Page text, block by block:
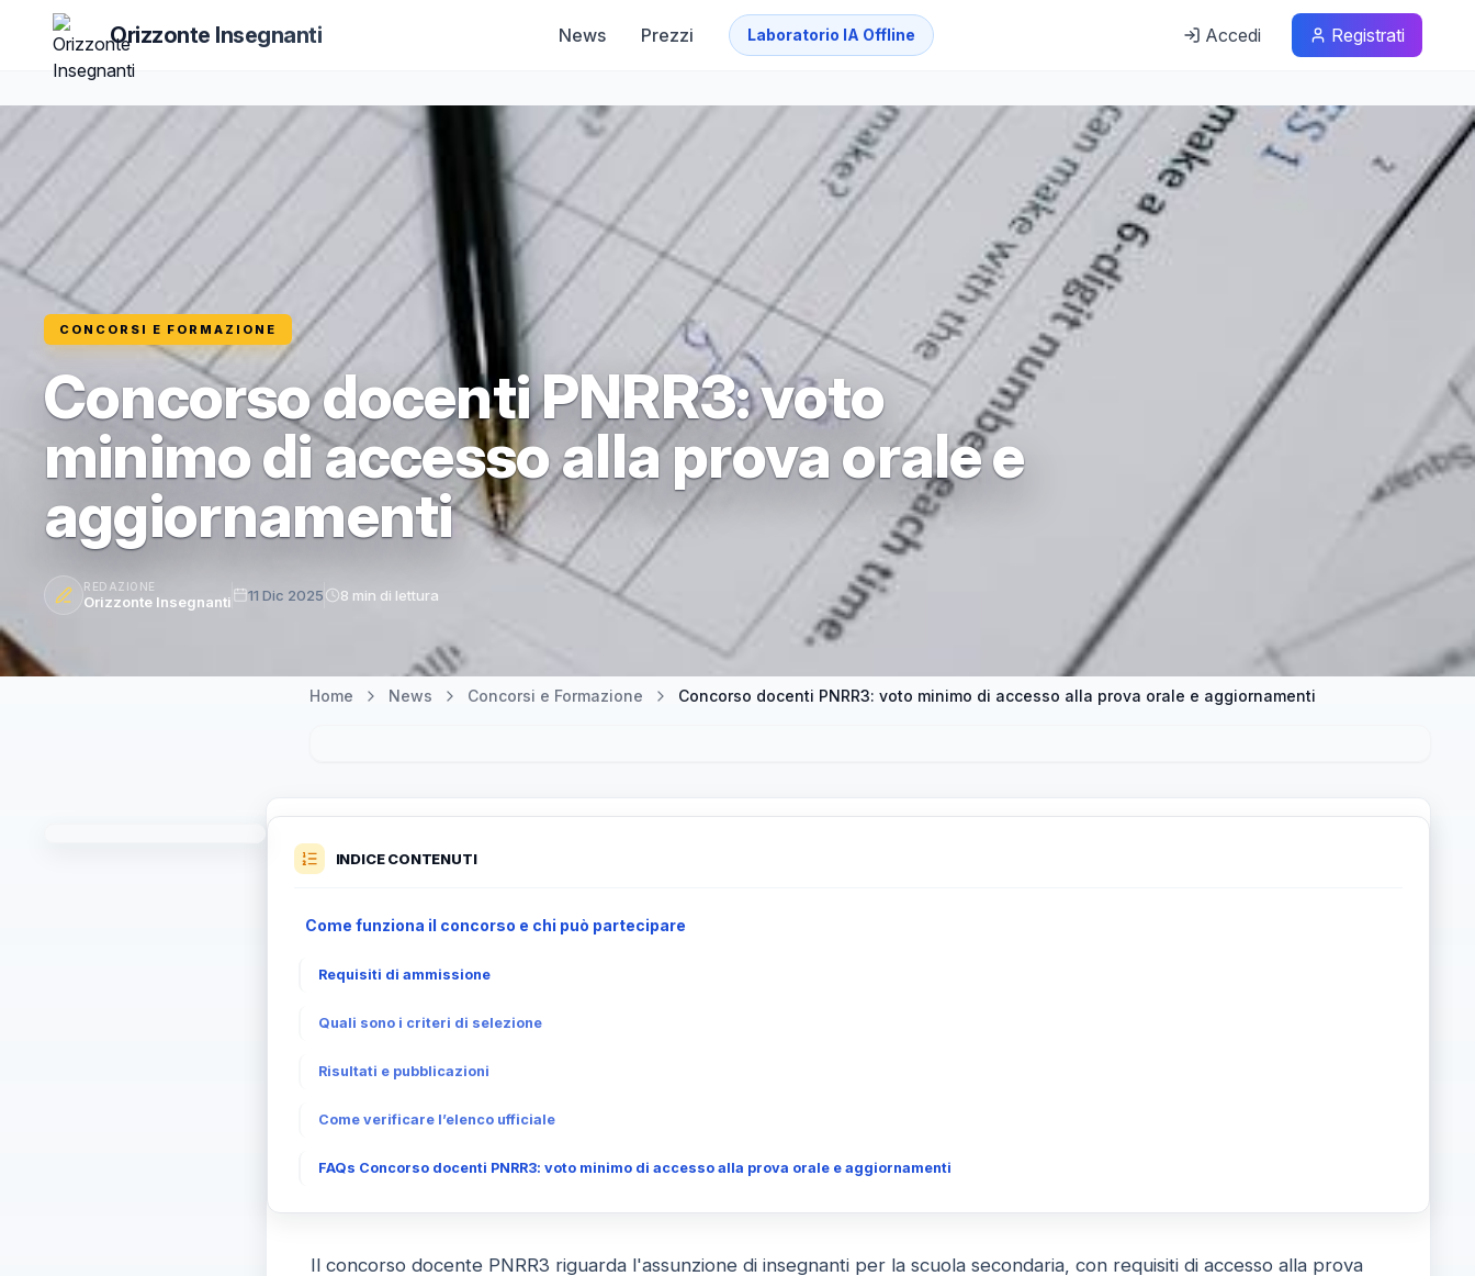
Orizzonte Insegnanti News Prezzi Laboratorio IA Offline Accedi Registrati
CONCORSI E FORMAZIONE
Concorso docenti PNRR3: voto
minimo di accesso alla prova orale e
aggiornamenti
REDAZIONE
Orizzonte Insegnanti 11 Dic 2025 8 min di lettura
Home News Concorsi e Formazione Concorso docenti PNRR3: voto minimo di accesso alla prova orale e aggiornamenti
INDICE CONTENUTI
Come funziona il concorso e chi può partecipare
Requisiti di ammissione
Quali sono i criteri di selezione
Risultati e pubblicazioni
Come verificare l’elenco ufficiale
FAQs Concorso docenti PNRR3: voto minimo di accesso alla prova orale e aggiornamenti
Il concorso docente PNRR3 riguarda l'assunzione di insegnanti per la scuola secondaria, con requisiti di accesso alla prova